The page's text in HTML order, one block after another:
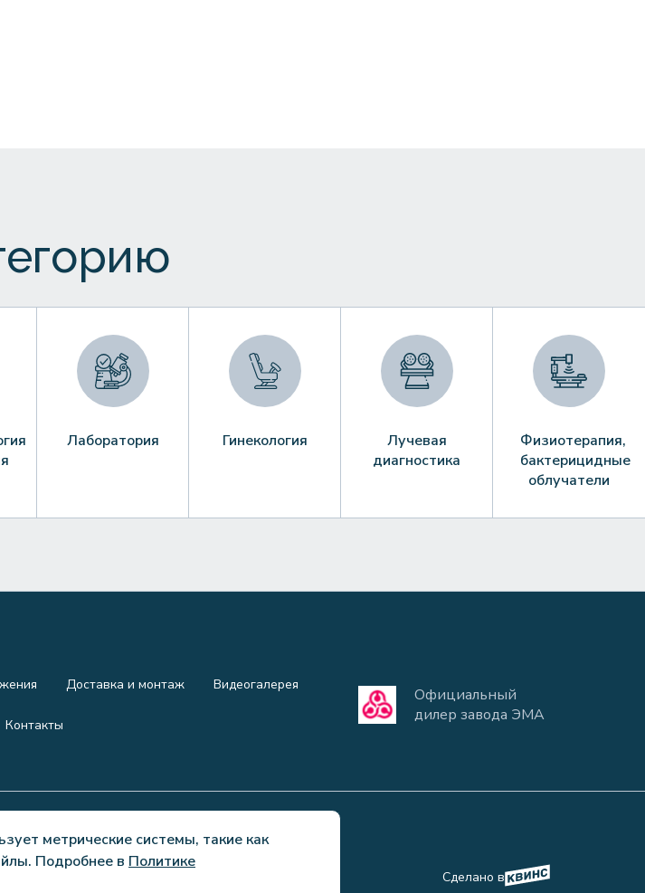
Лаборатория Гинекология
Лучевая
диагностика
Физиотерапия,
бактерицидные
облучатели
Доставка и монтаж Видеогалерея
Контакты
Официальный
дилер завода ЭМА
Политика конфиденциальности Сделано в
метрические системы, такие как
Подробнее в Политике